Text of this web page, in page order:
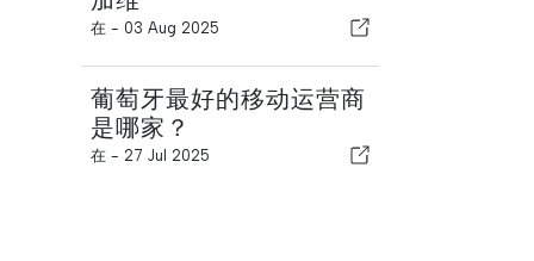
在 - 03 Aug 2025
葡萄牙最好的移动运营商
是哪家？
在 - 27 Jul 2025